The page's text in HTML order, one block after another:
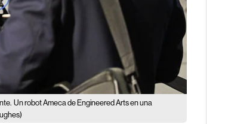
Un robot Ameca de Engineered Arts en una